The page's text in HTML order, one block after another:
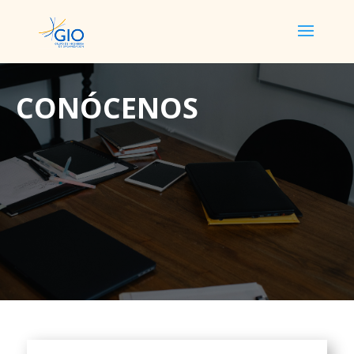
CONÓCENOS